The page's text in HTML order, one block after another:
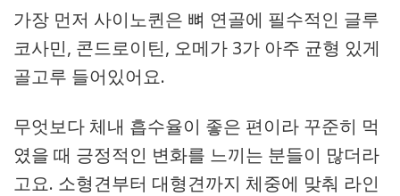
가장 먼저 사이노퀸은 뼈 연골에 필수적인 글루
코사민, 콘드로이틴, 오메가 3가 아주 균형 있게
골고루 들어있어요.
무엇보다 체내 흡수율이 좋은 편이라 꾸준히 먹
였을 때 긍정적인 변화를 느끼는 분들이 많더라
고요. 소형견부터 대형견까지 체중에 맞춰 라인